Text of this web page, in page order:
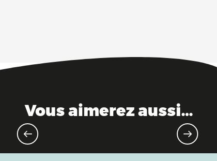
Vous aimerez aussi...
Top 10 des randonnées à ne pas